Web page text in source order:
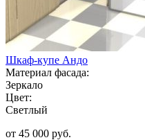
Шкаф-купе Андо
Материал фасада:
Зеркало
Цвет:
Светлый
от 45 000 руб.